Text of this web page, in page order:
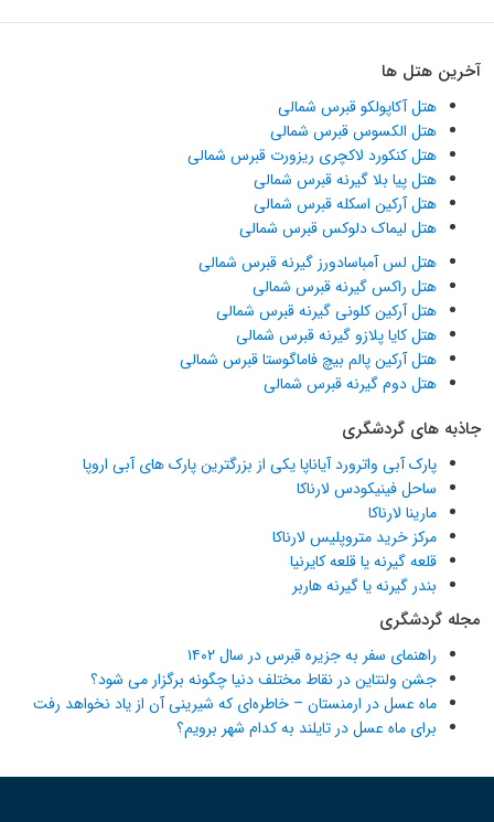
آخرین هتل ها
هتل آکاپولکو قبرس شمالی
هتل الکسوس قبرس شمالی
هتل کنکورد لاکچری ریزورت قبرس شمالی
هتل پیا بلا گیرنه قبرس شمالی
هتل آرکین اسکله قبرس شمالی
هتل لیماک دلوکس قبرس شمالی
هتل لس آمباسادورز گیرنه قبرس شمالی
هتل راکس گیرنه قبرس شمالی
هتل آرکین کلونی گیرنه قبرس شمالی
هتل کایا پلازو گیرنه قبرس شمالی
هتل آرکین پالم بیچ فاماگوستا قبرس شمالی
هتل دوم گیرنه قبرس شمالی
جاذبه های گردشگری
پارک آبی واترورد آیاناپا یکی از بزرگترین پارک های آبی اروپا
ساحل فینیکودس لارناکا
مارینا لارناکا
مرکز خرید متروپلیس لارناکا
قلعه گیرنه یا قلعه کایرنیا
بندر گیرنه یا گیرنه هاربر
مجله گردشگری
راهنمای سفر به جزیره قبرس در سال ۱۴۰۲
جشن ولنتاین در نقاط مختلف دنیا چگونه برگزار می شود؟
ماه عسل در ارمنستان – خاطره‌ای که شیرینی آن از یاد نخواهد رفت
برای ماه عسل در تایلند به کدام شهر برویم؟